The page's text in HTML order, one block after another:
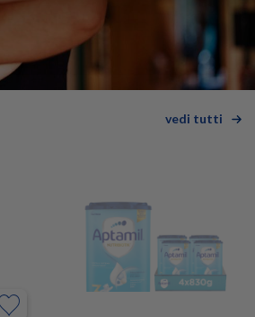
vedi tutti